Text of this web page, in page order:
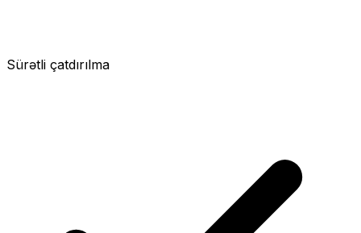
Sürətli çatdırılma